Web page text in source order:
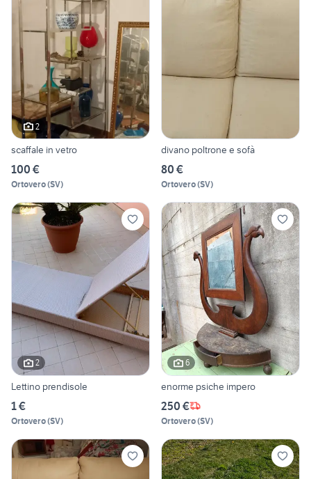
2
scaffale in vetro
100 €
Ortovero(SV)
divano poltrone e sofà
80 €
Ortovero(SV)
2
Lettino prendisole
1 €
Ortovero(SV)
6
enorme psiche impero
250 €
Ortovero(SV)